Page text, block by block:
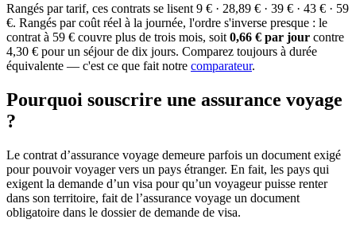
Rangés par tarif, ces contrats se lisent 9 € · 28,89 € · 39 € · 43 € · 59
€. Rangés par coût réel à la journée, l'ordre s'inverse presque : le
contrat à 59 € couvre plus de trois mois, soit 0,66 € par jour contre
4,30 € pour un séjour de dix jours. Comparez toujours à durée
équivalente — c'est ce que fait notre comparateur.
Pourquoi souscrire une assurance voyage
?
Le contrat d’assurance voyage demeure parfois un document exigé
pour pouvoir voyager vers un pays étranger. En fait, les pays qui
exigent la demande d’un visa pour qu’un voyageur puisse renter
dans son territoire, fait de l’assurance voyage un document
obligatoire dans le dossier de demande de visa.